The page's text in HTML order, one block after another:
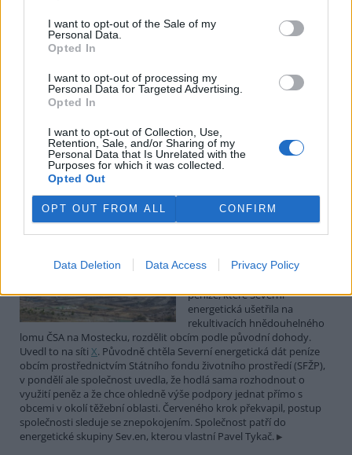
I want to opt-out of the Sale of my
Personal Data.
Opted In
I want to opt-out of processing my
Personal Data for Targeted Advertising.
Opted In
I want to opt-out of Collection, Use,
Retention, Sale, and/or Sharing of my
Personal Data that Is Unrelated with the
Purposes for which it was collected.
Opted Out
OPT OUT FROM ALL CONFIRM
Data Deletion Data Access Privacy Policy
5.8.2026 10:26 | PARDUBICE (ČTK)
Diskuse: 1
průtoků a suchého počasí
vyschl. Městský obvod VI chce
Povodí Labe. Organizace ale požadavek odmítla s tím, že údržbu
dělala už v červnu a další zásah v tuto chvíli neplánuje, zjistila ČTK.
Červený chce peníze ušetřené za rekultivaci rozdělit
obcím podle původní dohody
5.8.2026 01:29 (ČTK)
Ministr životního prostředí
peníze, které Severní
energetická ušetřila na
rekultivacích hnědouhelného
lomu ČSA na Mostecku, rozdělit obcím podle původní dohody.
Uvedl to na síti X. Původně chtěla Severní energetická dát peníze
obcím prostřednictvím Státního fondu životního prostředí (SFŽP),
v pondělí ale společnost uvedla, že hodlá sama rozhodnout o
využití peněz a že chce ohledně výše podpory jednat přímo s
obcemi v okolí těžební oblasti. Červeného krok překvapil, postup
společnosti sleduje se znepokojením. Společnost patří do
energetické skupiny Sev.en, kterou vlastní Pavel Tykač.